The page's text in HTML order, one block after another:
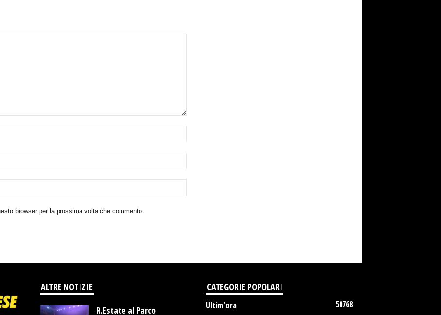
browser per la prossima volta che commento.
ALTRE NOTIZIE
R.Estate al Parco
CATEGORIE POPOLARI
Ultim'ora
50768